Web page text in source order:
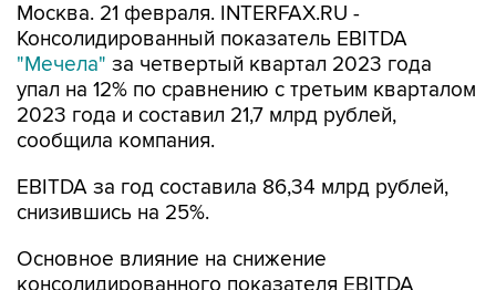
Москва. 21 февраля. INTERFAX.RU -
Консолидированный показатель EBITDA
"Мечела" за четвертый квартал 2023 года
упал на 12% по сравнению с третьим кварталом
2023 года и составил 21,7 млрд рублей,
сообщила компания.
EBITDA за год составила 86,34 млрд рублей,
снизившись на 25%.
Основное влияние на снижение